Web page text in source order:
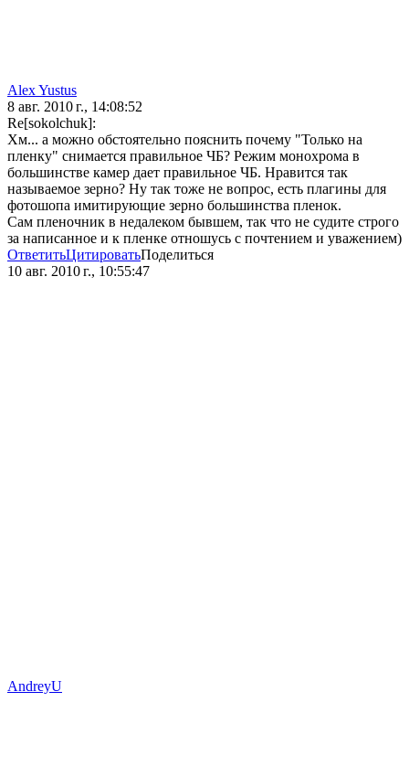
Alex Yustus
8 авг. 2010 г., 14:08:52
Re[sokolchuk]:
Хм... а можно обстоятельно пояснить почему "Только на
пленку" снимается правильное ЧБ? Режим монохрома в
большинстве камер дает правильное ЧБ. Нравится так
называемое зерно? Ну так тоже не вопрос, есть плагины для
фотошопа имитирующие зерно большинства пленок.
Сам пленочник в недалеком бывшем, так что не судите строго
за написанное и к пленке отношусь с почтением и уважением)
ОтветитьЦитироватьПоделиться
10 авг. 2010 г., 10:55:47
AndreyU